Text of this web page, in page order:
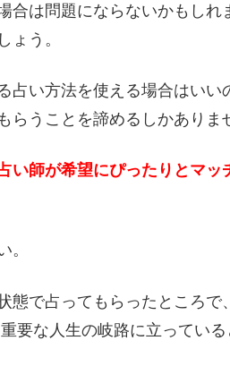
合は問題にならないかもし
ょう。
占い方法を使える場合はい
うことを諦めるしかありま
い師が希望にぴったりとマッ
。
態で占ってもらったところ
要な人生の岐路に立ってい